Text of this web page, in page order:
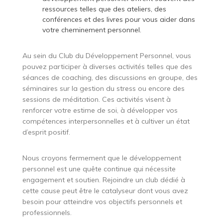
ressources telles que des ateliers, des
conférences et des livres pour vous aider dans
votre cheminement personnel.
Au sein du Club du Développement Personnel, vous
pouvez participer à diverses activités telles que des
séances de coaching, des discussions en groupe, des
séminaires sur la gestion du stress ou encore des
sessions de méditation. Ces activités visent à
renforcer votre estime de soi, à développer vos
compétences interpersonnelles et à cultiver un état
d’esprit positif.
Nous croyons fermement que le développement
personnel est une quête continue qui nécessite
engagement et soutien. Rejoindre un club dédié à
cette cause peut être le catalyseur dont vous avez
besoin pour atteindre vos objectifs personnels et
professionnels.